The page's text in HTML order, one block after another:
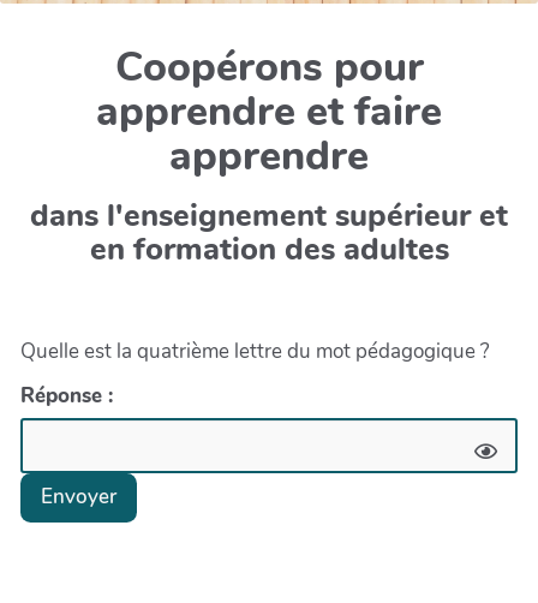
Coopérons pour
apprendre et faire
apprendre
dans l'enseignement supérieur et
en formation des adultes
Quelle est la quatrième lettre du mot pédagogique ?
Réponse :
Envoyer